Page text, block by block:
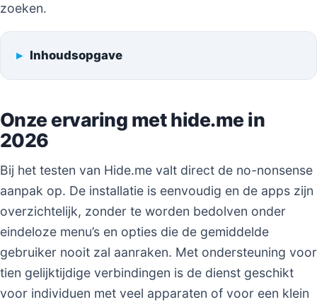
zoeken.
Inhoudsopgave
Onze ervaring met hide.me in
2026
Bij het testen van Hide.me valt direct de no-nonsense
aanpak op. De installatie is eenvoudig en de apps zijn
overzichtelijk, zonder te worden bedolven onder
eindeloze menu’s en opties die de gemiddelde
gebruiker nooit zal aanraken. Met ondersteuning voor
tien gelijktijdige verbindingen is de dienst geschikt
voor individuen met veel apparaten of voor een klein